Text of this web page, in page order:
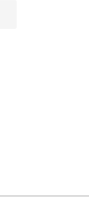
クまな板開封した途端に